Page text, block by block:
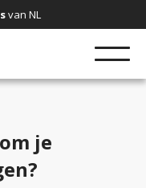
van NL
je